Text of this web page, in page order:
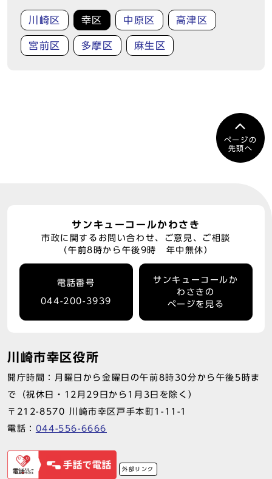
川崎区 幸区 中原区 高津区
宮前区 多摩区 麻生区
ページの
先頭へ
サンキューコールかわさき
市政に関するお問い合わせ、ご意見、ご相談
（午前8時から午後9時 年中無休）
電話番号
044-200-3939
サンキューコールか
わさきの
ページを見る
川崎市幸区役所
開庁時間：月曜日から金曜日の午前8時30分から午後5時ま
で（祝休日・12月29日から1月3日を除く）
〒212-8570 川崎市幸区戸手本町1-11-1
電話： 044-556-6666
外部リンク